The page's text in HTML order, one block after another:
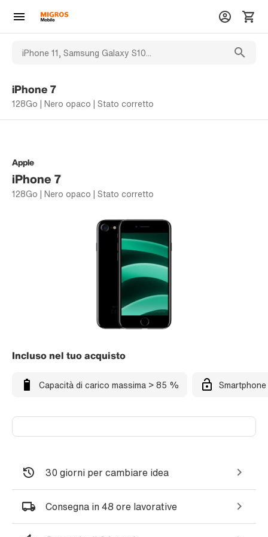
iPhone 7
128Go | Nero opaco | Stato corretto
Apple
iPhone 7
128Go | Nero opaco | Stato corretto
Incluso nel tuo acquisto
Capacità di carico massima > 85 %
30 giorni per cambiare idea
Consegna in 48 ore lavorative